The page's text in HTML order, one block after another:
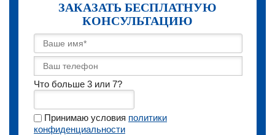
ЗАКАЗАТЬ БЕСПЛАТНУЮ
КОНСУЛЬТАЦИЮ
Что больше 3 или 7?
Принимаю условия политики
конфиденциальности